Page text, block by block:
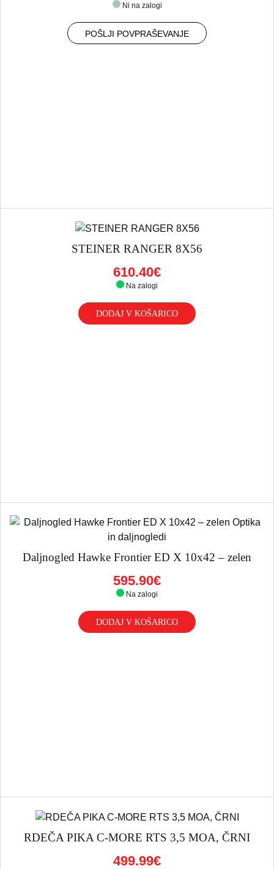
Ni na zalogi
POŠLJI POVPRAŠEVANJE
STEINER RANGER 8X56
610.40€
Na zalogi
DODAJ V KOŠARICO
Daljnogled Hawke Frontier ED X 10x42 – zelen
595.90€
Na zalogi
DODAJ V KOŠARICO
RDEČA PIKA C-MORE RTS 3,5 MOA, ČRNI
499.99€